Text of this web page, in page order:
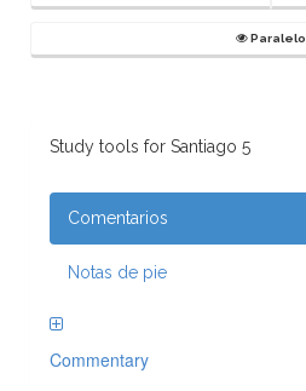
Paralelo
Study tools for Santiago 5
Comentarios
Notas de pie
Commentary